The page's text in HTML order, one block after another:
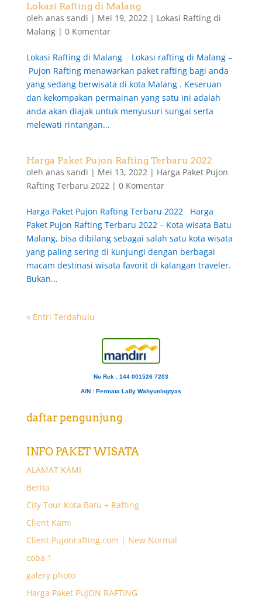
Lokasi Rafting di Malang
oleh anas sandi | Mei 19, 2022| Lokasi Rafting di
Malang| 0 Komentar
Lokasi Rafting di Malang Lokasi rafting di Malang –
Pujon Rafting menawarkan paket rafting bagi anda
yang sedang berwisata di kota Malang . Keseruan
dan kekompakan permainan yang satu ini adalah
anda akan diajak untuk menyusuri sungai serta
melewati rintangan...
Harga Paket Pujon Rafting Terbaru 2022
oleh anas sandi | Mei 13, 2022| Harga Paket Pujon
Rafting Terbaru 2022| 0 Komentar
Harga Paket Pujon Rafting Terbaru 2022 Harga
Paket Pujon Rafting Terbaru 2022 – Kota wisata Batu
Malang, bisa dibilang sebagai salah satu kota wisata
yang paling sering di kunjungi dengan berbagai
macam destinasi wisata favorit di kalangan traveler.
Bukan...
« Entri Terdahulu
No Rek : 144 001526 7203
A/N : Permata Laily Wahyuningtyas
daftar pengunjung
INFO PAKET WISATA
ALAMAT KAMI
Berita
City Tour Kota Batu + Rafting
Client Kami
Client Pujonrafting.com | New Normal
coba 1
galery photo
Harga Paket PUJON RAFTING